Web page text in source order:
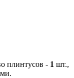
плинтусов - 1 шт.,